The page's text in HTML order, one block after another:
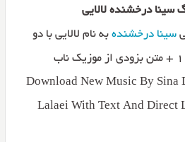
سینا درخشنده لالایی
سینا درخشندهبه نام لالایی با دو
Download New Music By Sina
Lalaei With Text And Direct